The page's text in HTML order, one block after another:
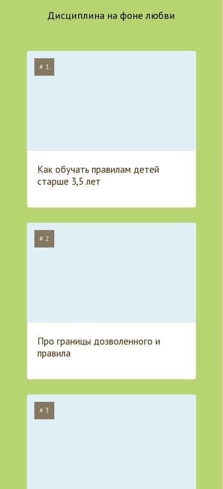
Дисциплина на фоне любви
# 1
Как обучать правилам детей
старше 3,5 лет
# 2
Про границы дозволенного и
правила
# 3